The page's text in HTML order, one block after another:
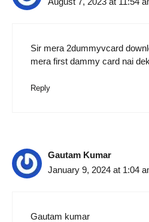
Sir mera 2dummyvcard
mera first dammy card nai
Reply
Gautam Kumar
January 9, 2024 at 1:04
Gautam kumar